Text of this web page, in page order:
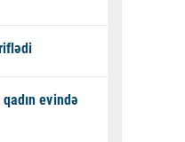
qadın evində